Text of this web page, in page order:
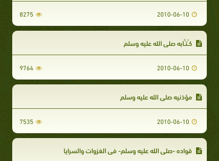
2010-06-10
8275
كـُتـَّابه صلى الله عليه وسلم
2010-06-10
9764
مؤذنيه صلى الله عليه وسلم
2010-06-10
7535
قواده -صلى الله عليه وسلم- في الغزوات والسرايا